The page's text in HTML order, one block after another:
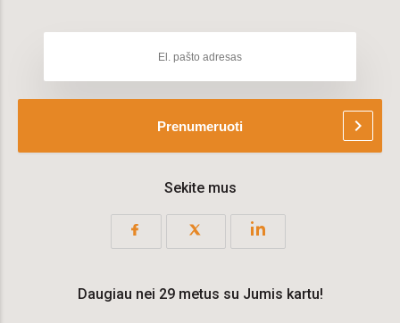
Prenumeruoti chevron_right
Sekite mus
Daugiau nei 29 metus su Jumis kartu!